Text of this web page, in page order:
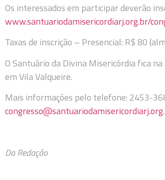
Os interessados em participar deverão
www.santuariodamisericordiarj.org.br/
Taxas de inscrição – Presencial: R$ 80
O Santuário da Divina Misericórdia fica
em Vila Valqueire.
Mais informações pelo telefone: 2453-
Da Redação